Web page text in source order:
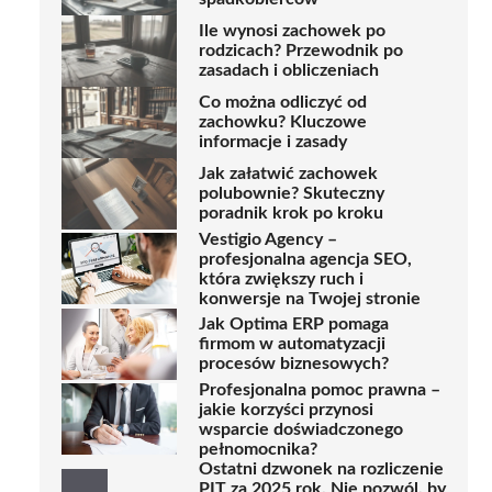
Ile wynosi zachowek po
rodzicach? Przewodnik po
zasadach i obliczeniach
Co można odliczyć od
zachowku? Kluczowe
informacje i zasady
Jak załatwić zachowek
polubownie? Skuteczny
poradnik krok po kroku
Vestigio Agency –
profesjonalna agencja SEO,
która zwiększy ruch i
konwersje na Twojej stronie
Jak Optima ERP pomaga
firmom w automatyzacji
procesów biznesowych?
Profesjonalna pomoc prawna –
jakie korzyści przynosi
wsparcie doświadczonego
pełnomocnika?
Ostatni dzwonek na rozliczenie
PIT za 2025 rok. Nie pozwól, by